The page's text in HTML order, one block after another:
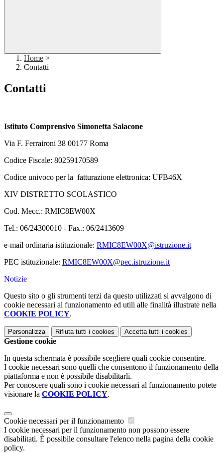
Home >
Contatti
Contatti
Istituto Comprensivo Simonetta Salacone
Via F. Ferraironi 38 00177 Roma
Codice Fiscale: 80259170589
Codice univoco per la fatturazione elettronica: UFB46X
XIV DISTRETTO SCOLASTICO
Cod. Mecc.: RMIC8EW00X
Tel.: 06/24300010 - Fax.: 06/2413609
e-mail ordinaria istituzionale: RMIC8EW00X@istruzione.it
PEC istituzionale: RMIC8EW00X@pec.istruzione.it
Notizie
Questo sito o gli strumenti terzi da questo utilizzati si avvalgono di
cookie necessari al funzionamento ed utili alle finalità illustrate nella
COOKIE POLICY.
Personalizza Rifiuta tutti i cookies Accetta tutti i cookies
Gestione cookie
In questa schermata è possibile scegliere quali cookie consentire.
I cookie necessari sono quelli che consentono il funzionamento della
piattaforma e non è possibile disabilitarli.
Per conoscere quali sono i cookie necessari al funzionamento potete
visionare la COOKIE POLICY.
Cookie necessari per il funzionamento
I cookie necessari per il funzionamento non possono essere
disabilitati. È possibile consultare l'elenco nella pagina della cookie
policy.